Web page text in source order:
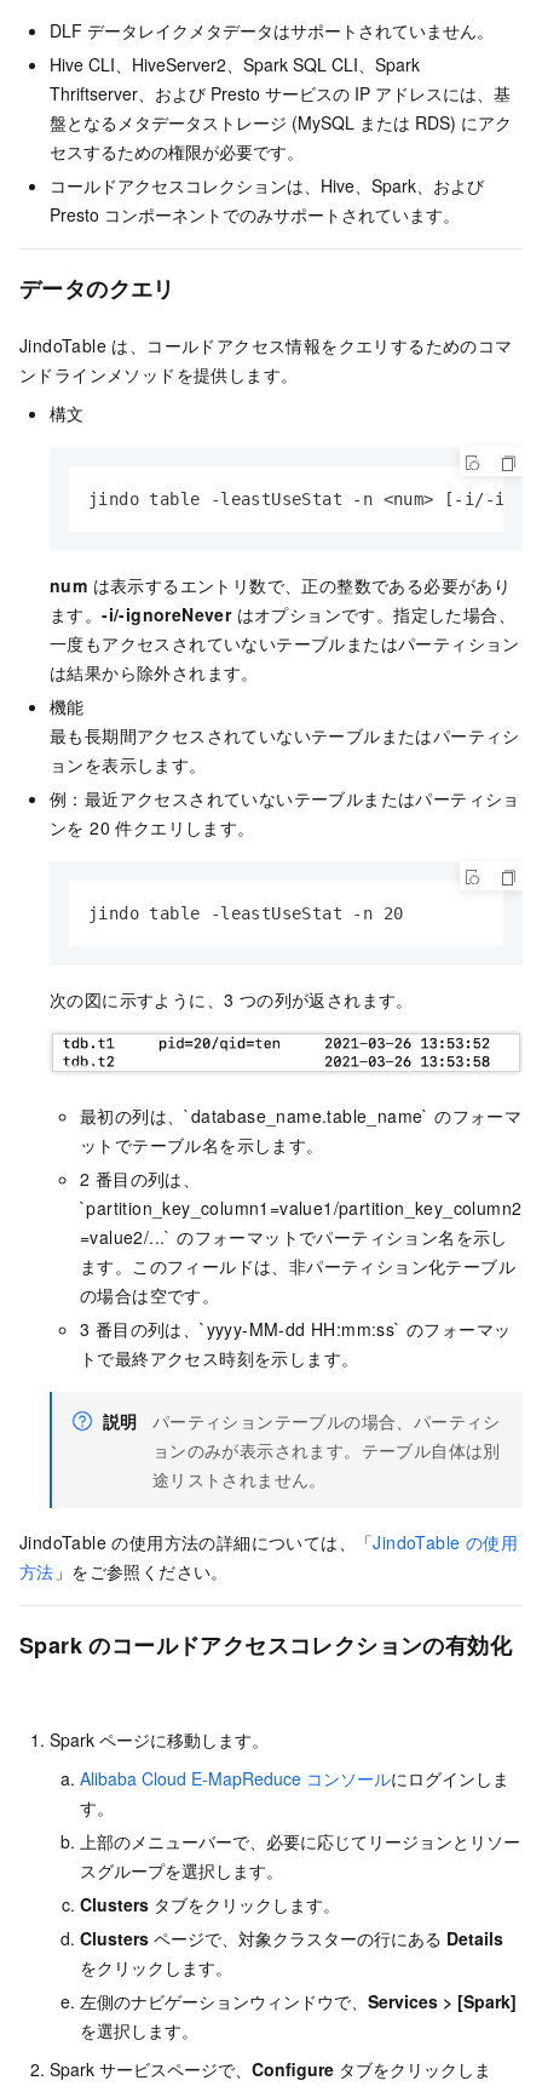
DLF データレイクメタデータはサポートされていません。
Hive CLI、HiveServer2、Spark SQL CLI、Spark
Thriftserver、および Presto サービスの IP アドレスには、基
盤となるメタデータストレージ (MySQL または RDS) にアク
セスするための権限が必要です。
コールドアクセスコレクションは、Hive、Spark、および
Presto コンポーネントでのみサポートされています。
データのクエリ
JindoTable は、コールドアクセス情報をクエリするためのコマ
ンドラインメソッドを提供します。
構文
jindo table -leastUseStat -n <num> [-i/-
num は表示するエントリ数で、正の整数である必要があり
ます。-i/-ignoreNeverはオプションです。指定した場合、
一度もアクセスされていないテーブルまたはパーティション
は結果から除外されます。
機能
最も長期間アクセスされていないテーブルまたはパーティシ
ョンを表示します。
例：最近アクセスされていないテーブルまたはパーティショ
ンを 20 件クエリします。
jindo table -leastUseStat -n 20
次の図に示すように、3 つの列が返されます。
最初の列は、`database_name.table_name` のフォーマ
ットでテーブル名を示します。
2 番目の列は、
`partition_key_column1=value1/partition_key_column2
=value2/...` のフォーマットでパーティション名を示し
ます。このフィールドは、非パーティション化テーブル
の場合は空です。
3 番目の列は、`yyyy-MM-dd HH:mm:ss` のフォーマッ
トで最終アクセス時刻を示します。
説明
パーティションテーブルの場合、パーティシ
ョンのみが表示されます。テーブル自体は別
途リストされません。
JindoTable の使用方法の詳細については、「JindoTable の使用
方法 」をご参照ください。
Spark のコールドアクセスコレクションの有効化
Spark ページに移動します。
Alibaba Cloud E-MapReduce コンソールにログインしま
す。
上部のメニューバーで、必要に応じてリージョンとリソー
スグループを選択します。
Clusters タブをクリックします。
Clusters ページで、対象クラスターの行にある Details
をクリックします。
左側のナビゲーションウィンドウで、 Services > [Spark]
を選択します。
Spark サービスページで、 Configure タブをクリックしま